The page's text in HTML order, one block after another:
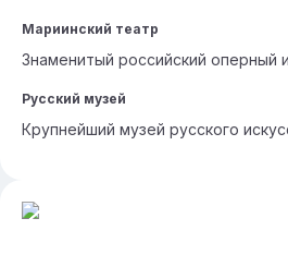
Мариинский театр
Знаменитый российский оперный
Русский музей
Крупнейший музей русского